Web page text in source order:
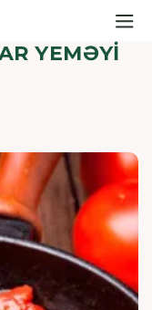
YEMƏYI